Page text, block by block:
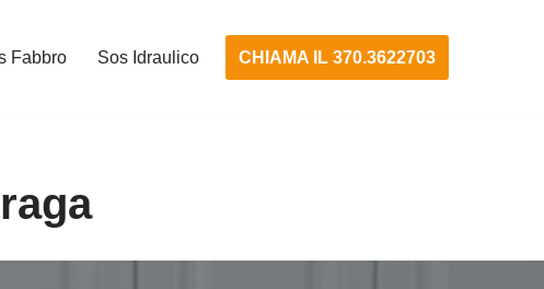
Fabbro Sos Idraulico CHIAMA IL 370.3622703